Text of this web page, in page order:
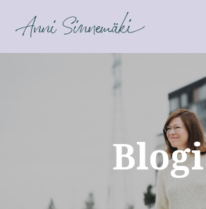
ANNI SINNEMÄKI
Blogi